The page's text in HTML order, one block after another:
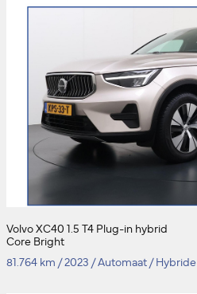
Volvo XC40 1.5 T4 Plug-in hybrid
Core Bright
81.764 km /2023 /Automaat /Hybride